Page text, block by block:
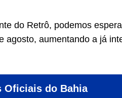
do Retrô, podemos
agosto, aumentando a já
Oficiais do Bahia